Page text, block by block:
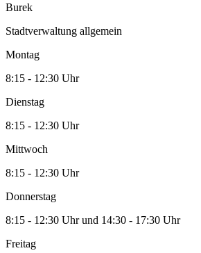
Burek
Stadtverwaltung allgemein
Montag
8:15 - 12:30 Uhr
Dienstag
8:15 - 12:30 Uhr
Mittwoch
8:15 - 12:30 Uhr
Donnerstag
8:15 - 12:30 Uhr und 14:30 - 17:30 Uhr
Freitag